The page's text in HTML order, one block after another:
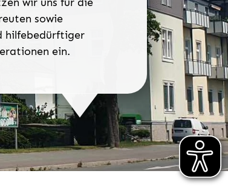
sowie
hilfebedürftiger
ein.